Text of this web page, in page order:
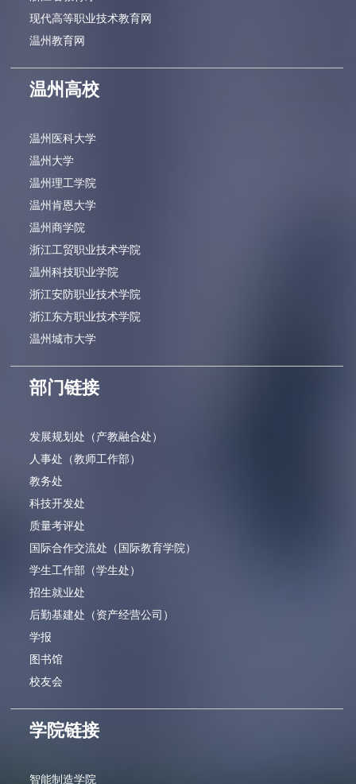
现代高等职业技术教育网
温州教育网
温州高校
温州医科大学
温州大学
温州理工学院
温州肯恩大学
温州商学院
浙江工贸职业技术学院
温州科技职业学院
浙江安防职业技术学院
浙江东方职业技术学院
温州城市大学
部门链接
发展规划处（产教融合处）
人事处（教师工作部）
教务处
科技开发处
质量考评处
国际合作交流处（国际教育学院）
学生工作部（学生处）
招生就业处
后勤基建处（资产经营公司）
学报
图书馆
校友会
学院链接
智能制造学院